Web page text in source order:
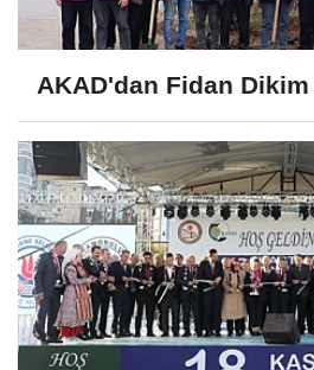
AKAD'dan Fidan